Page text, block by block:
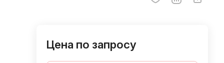
Цена по запросу